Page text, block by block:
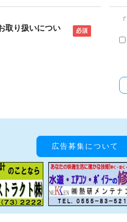
取り扱いについ
必須
「
広告募集について